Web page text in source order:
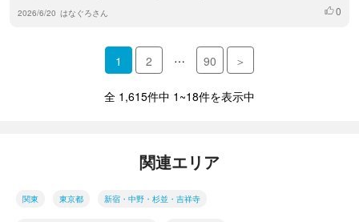
2026/6/20 はなぐろさん いいね
0
1 2 … 90 ＞
全 1,615件中 1~18件を表示中
関連エリア
関東 東京都 新宿・中野・杉並・吉祥寺